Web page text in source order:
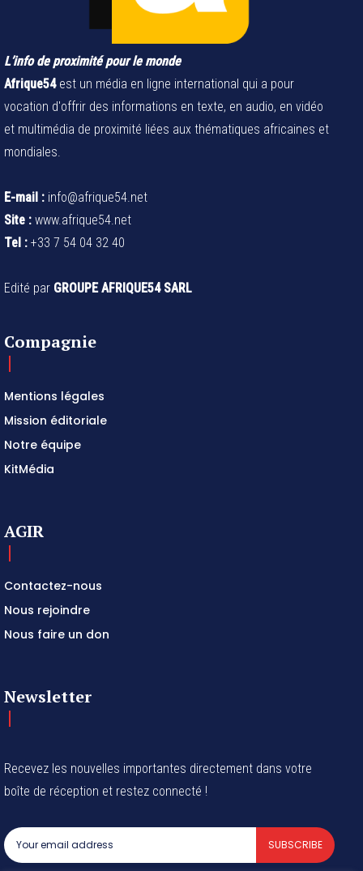
L’info de proximité pour le monde
Afrique54est un média en ligne international qui a pour
vocation d'offrir des informations en texte, en audio, en vidéo
et multimédia de proximité liées aux thématiques africaines et
mondiales.
E-mail : info@afrique54.net
Site : www.afrique54.net
Tel : +33 7 54 04 32 40
Edité par GROUPE AFRIQUE54 SARL
Compagnie
Mentions légales
Mission éditoriale
Notre équipe
KitMédia
AGIR
Contactez-nous
Nous rejoindre
Nous faire un don
Newsletter
Recevez les nouvelles importantes directement dans votre
boîte de réception et restez connecté !
SUBSCRIBE